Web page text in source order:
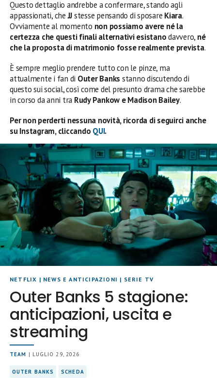
Questo dettaglio andrebbe a confermare, stando agli
appassionati, cheJJstesse pensando di sposare Kiara.
Ovviamente al momento non possiamo avere né la
certezza che questi finali alternativi esistanodavvero, né
che la proposta di matrimonio fosse realmente prevista.
È sempre meglio prendere tutto con le pinze, ma
attualmente i fan di Outer Banks stanno discutendo di
questo sui social, così come del presunto drama che sarebbe
in corso da anni tra Rudy Pankow e Madison Bailey.
Per non perderti nessuna novità, ricorda di seguirci anche
su Instagram, cliccando QUI.
NETFLIX | NEWS E ANTICIPAZIONI | SERIE TV
Outer Banks 5 stagione:
anticipazioni, uscita e
streaming
TEAM | LUGLIO 29, 2026
OUTER BANKS SCHEDA